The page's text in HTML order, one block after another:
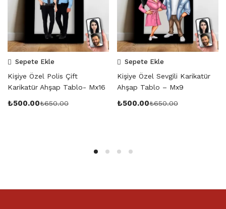
Sepete Ekle
Kişiye Özel Polis Çift
Karikatür Ahşap Tablo- Mx16
₺500.00₺650.00
Sepete Ekle
Kişiye Özel Sevgili Karikatür
Ahşap Tablo – Mx9
₺500.00₺650.00